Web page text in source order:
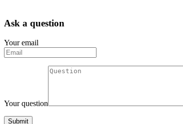
Ask a question
Your email
Your question